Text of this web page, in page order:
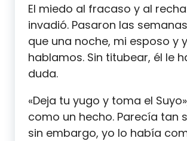
El miedo al fracaso y al
invadió. Pasaron las
que una noche, mi esposo y
hablamos. Sin titubear, él le
duda.
«Deja tu yugo y toma el
como un hecho. Parecía tan
sin embargo, yo lo había